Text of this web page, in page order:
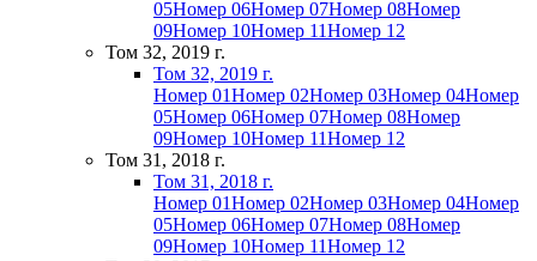
05Номер 06Номер 07Номер 08Номер
09Номер 10Номер 11Номер 12
Том 32, 2019 г.
Том 32, 2019 г.
Номер 01Номер 02Номер 03Номер 04Номер
05Номер 06Номер 07Номер 08Номер
09Номер 10Номер 11Номер 12
Том 31, 2018 г.
Том 31, 2018 г.
Номер 01Номер 02Номер 03Номер 04Номер
05Номер 06Номер 07Номер 08Номер
09Номер 10Номер 11Номер 12